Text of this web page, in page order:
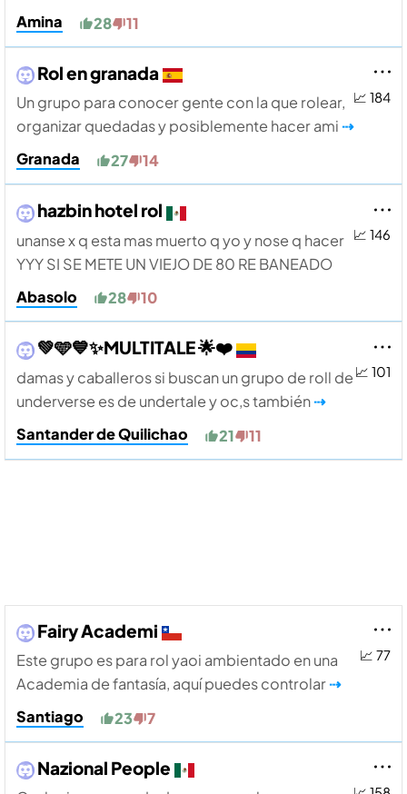
Amina
28 11
📈 184
Rol en granada
Un grupo para conocer gente con la que rolear,
organizar quedadas y posiblemente hacer ami ⇢
Granada
27 14
📈 146
hazbin hotel rol
unanse x q esta mas muerto q yo y nose q hacer
YYY SI SE METE UN VIEJO DE 80 RE BANEADO
Abasolo
28 10
📈 101
💚🩵💙✨MULTITALE 🌟❤️
damas y caballeros si buscan un grupo de roll de
underverse es de undertale y oc,s también⇢
Santander de Quilichao
21 11
📈 77
Fairy Academi
Este grupo es para rol yaoi ambientado en una
Academia de fantasía, aquí puedes controlar⇢
Santiago
23 7
Nazional People